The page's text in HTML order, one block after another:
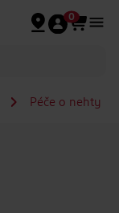
0
Péče o nehty